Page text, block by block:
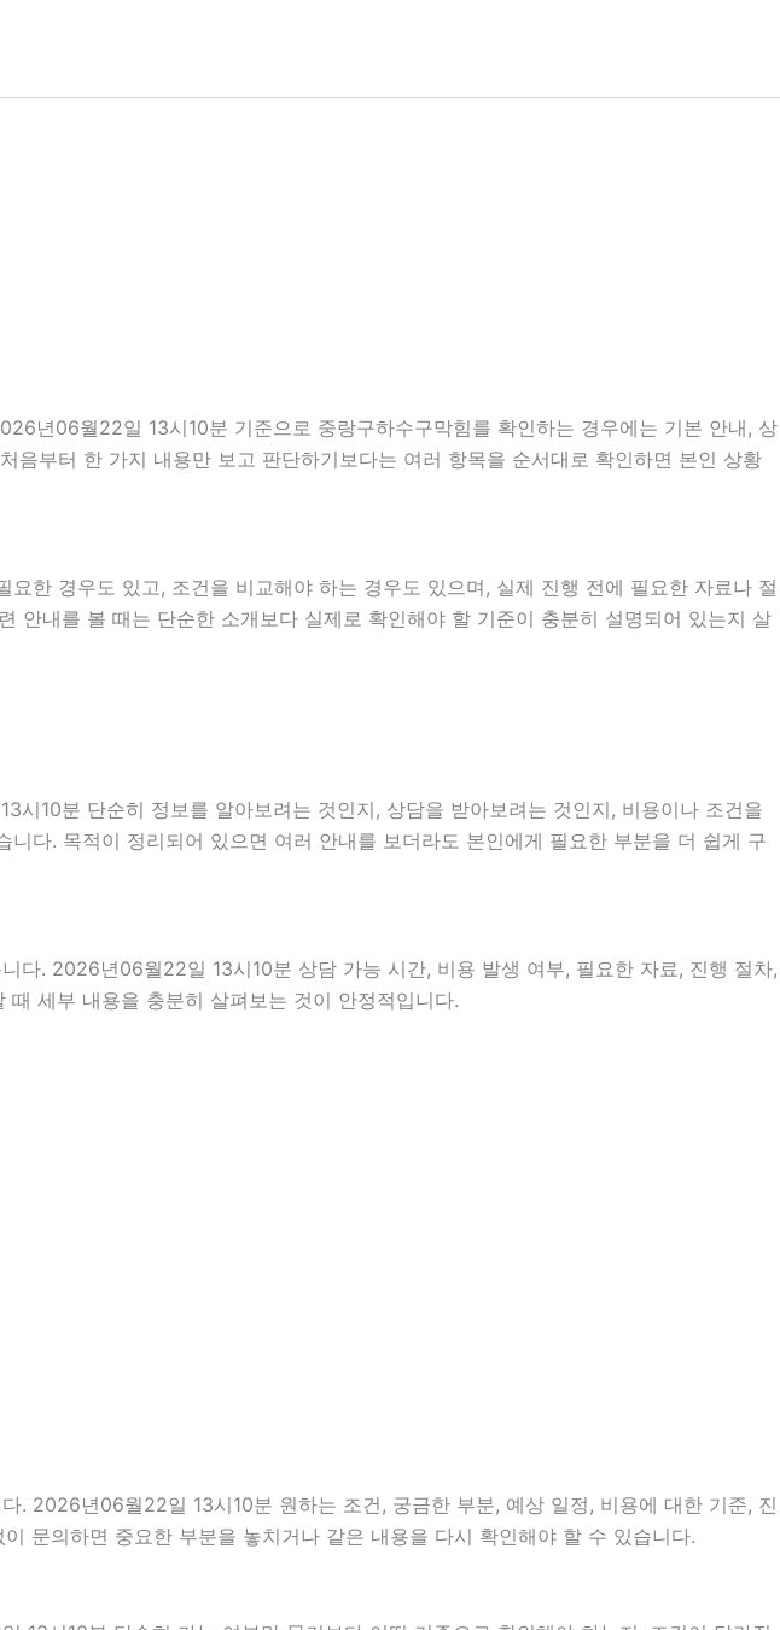
년06월22일 13시10분 기준으로 중랑구하수구막힘를 확인하는 경우에는 기본 안내, 상
부터 한 가지 내용만 보고 판단하기보다는 여러 항목을 순서대로 확인하면 본인 상황
한 경우도 있고, 조건을 비교해야 하는 경우도 있으며, 실제 진행 전에 필요한 자료나 절
내를 볼 때는 단순한 소개보다 실제로 확인해야 할 기준이 충분히 설명되어 있는지 살
10분 단순히 정보를 알아보려는 것인지, 상담을 받아보려는 것인지, 비용이나 조건을
다. 목적이 정리되어 있으면 여러 안내를 보더라도 본인에게 필요한 부분을 더 쉽게 구
다. 2026년06월22일 13시10분 상담 가능 시간, 비용 발생 여부, 필요한 자료, 진행 절차,
세부 내용을 충분히 살펴보는 것이 안정적입니다.
. 2026년06월22일 13시10분 원하는 조건, 궁금한 부분, 예상 일정, 비용에 대한 기준, 진
문의하면 중요한 부분을 놓치거나 같은 내용을 다시 확인해야 할 수 있습니다.